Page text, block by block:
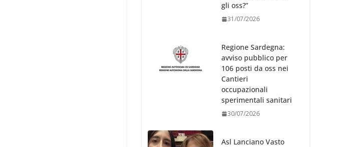
gli oss?”
31/07/2026
Regione Sardegna:
avviso pubblico per
106 posti da oss nei
Cantieri
occupazionali
sperimentali sanitari
30/07/2026
Asl Lanciano Vasto